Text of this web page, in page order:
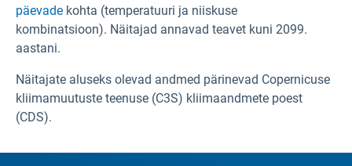
päevade kohta (temperatuuri ja niiskuse
kombinatsioon). Näitajad annavad teavet kuni 2099.
aastani.
Näitajate aluseks olevad andmed pärinevad Copernicuse
kliimamuutuste teenuse (C3S) kliimaandmete poest
(CDS).